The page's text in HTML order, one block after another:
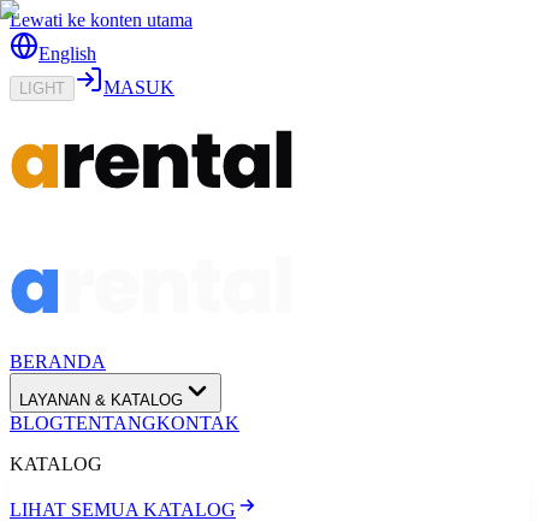
Lewati ke konten utama
English
LIGHT MASUK
BERANDA
LAYANAN & KATALOG
BLOGTENTANGKONTAK
KATALOG
LIHAT SEMUA KATALOG